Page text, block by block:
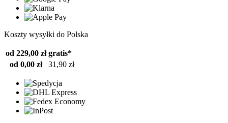
Koszty wysyłki do Polska
od 229,00 zł gratis*
od 0,00 zł
31,90 zł